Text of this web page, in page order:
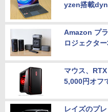
yzen搭載
Amazon プ
ロジェクタ
マウス、
5,000円オフ
レイズのプ